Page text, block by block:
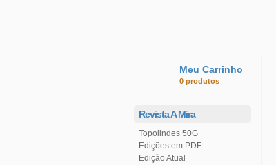
Meu Carrinho
0 produtos
Revista A Mira
Topolindes 50G
Edições em PDF
Edição Atual